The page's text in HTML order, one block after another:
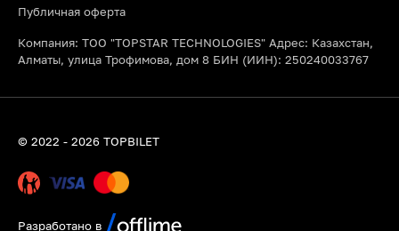
Публичная оферта
Компания: ТОО "TOPSTAR TECHNOLOGIES" Адрес: Казахстан,
Алматы, улица Трофимова, дом 8 БИН (ИИН): 250240033767
© 2022 - 2026 TOPBILET
Разработано в